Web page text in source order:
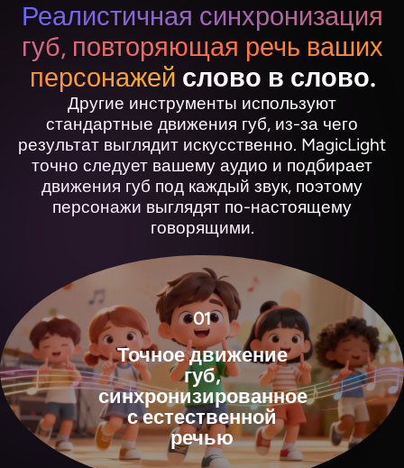
Реалистичная синхронизация
губ, повторяющая речь ваших
персонажей слово в слово.
Другие инструменты используют
стандартные движения губ, из-за чего
результат выглядит искусственно. MagicLight
точно следует вашему аудио и подбирает
движения губ под каждый звук, поэтому
персонажи выглядят по-настоящему
говорящими.
01
Точное движение
губ,
синхронизированное
с естественной
речью